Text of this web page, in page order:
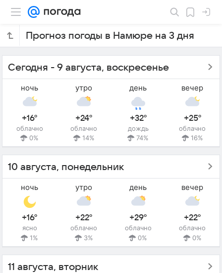
Прогноз погоды в Намюре на 3 дня
Сегодня - 9 августа, воскресенье
ночь
+16°
облачно
0%
утро
+24°
облачно
14%
день
+32°
дождь
74%
вечер
+25°
облачно
16%
10 августа, понедельник
ночь
+16°
ясно
1%
утро
+22°
облачно
3%
день
+29°
облачно
0%
вечер
+22°
облачно
0%
11 августа, вторник